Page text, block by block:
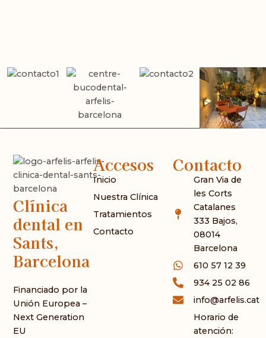
Clínica
dental en
Sants,
Barcelona
Financiado por la
Unión Europea –
Next Generation
EU
Accesos
Inicio
Nuestra Clínica
Tratamientos
Contacto
Contacto
Gran Via de
les Corts
Catalanes
333 Bajos,
08014
Barcelona
610 57 12 39
934 25 02 86
info@arfelis.cat
Horario de
atención: